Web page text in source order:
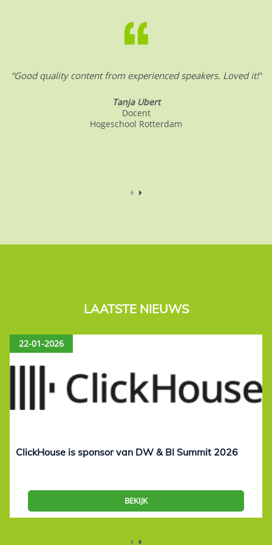
“Good quality content from experienced speakers. Loved it!”
Tanja Ubert
Docent
Hogeschool Rotterdam
LAATSTE NIEUWS
22-01-2026
ClickHouse is sponsor van DW & BI Summit 2026
BEKIJK